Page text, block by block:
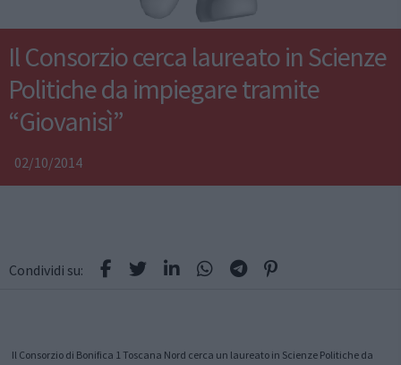
Il Consorzio cerca laureato in Scienze
Politiche da impiegare tramite
“Giovanisì”
02/10/2014
Condividi su:
Il Consorzio di Bonifica 1 Toscana Nord cerca un laureato in Scienze Politiche da